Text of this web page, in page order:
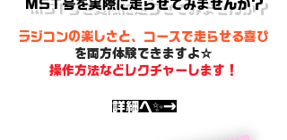
MST号を実際に走らせてみませんか？
​ラジコンの楽しさと、コースで走らせる喜び
を両方体験できますよ☆
操作方法などレクチャーします！
​詳細へ✨→